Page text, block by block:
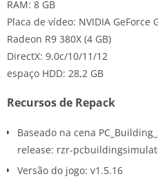
RAM: 8 GB
Placa de vídeo: NVIDIA GeForce
Radeon R9 380X (4 GB)
DirectX: 9.0c/10/11/12
espaço HDD: 28,2 GB
Recursos de Repack
Baseado na cena
release: rzr-
Versão do jogo: v1.5.16